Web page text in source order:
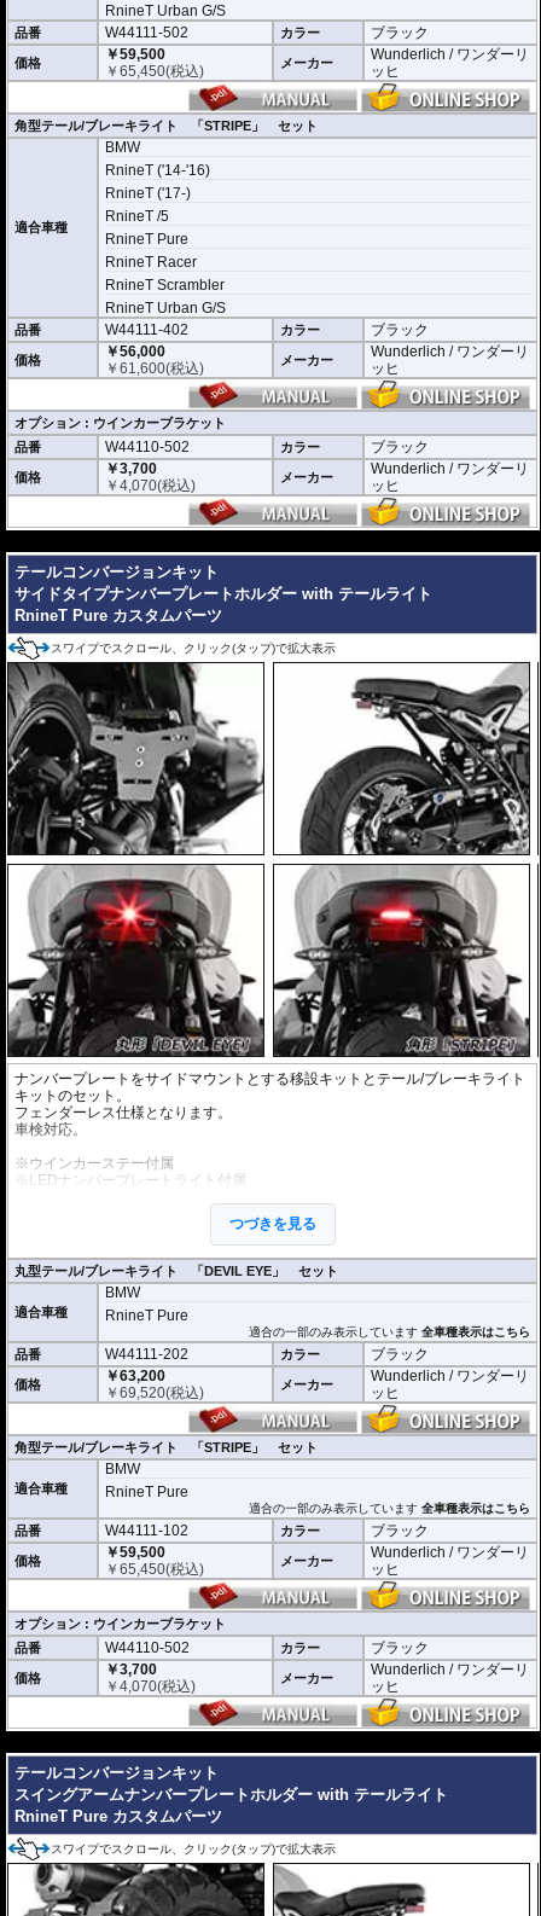
RnineT Urban G/S
品番 W44111-502 カラー ブラック
価格
￥59,500
￥65,450(税込) メーカー
Wunderlich / ワンダーリ
ッヒ
角型テール/ブレーキライト 「STRIPE」 セット
適合車種
BMW
RnineT ('14-'16)
RnineT ('17-)
RnineT /5
RnineT Pure
RnineT Racer
RnineT Scrambler
RnineT Urban G/S
品番 W44111-402 カラー ブラック
価格
￥56,000
￥61,600(税込) メーカー
Wunderlich / ワンダーリ
ッヒ
オプション : ウインカーブラケット
品番
W44110-502 カラー ブラック
価格
￥3,700
￥4,070(税込) メーカー
Wunderlich / ワンダーリ
ッヒ
テールコンバージョンキット
サイドタイプナンバープレートホルダー with テールライト
RnineT Pure カスタムパーツ
スワイプでスクロール、クリック(タップ)で拡大表示
ナンバープレートをサイドマウントとする移設キットとテール/ブレーキライト
キットのセット。
フェンダーレス仕様となります。
車検対応。
※ウインカーステー付属
※LEDナンバープレートライト付属
ナンバープレートの取付角度の調節が可能ですが、これを理由に車検不適合と
国土交通省自動車局自動車情報課 及び 整備課に確認済み
オプションにウインカーブラケットをご用意
汎用リアウインカー（取り付けボルト径がM5）を取り付けることができます。
車検対応 世界最小ウインカーであるKellermann/ケラーマンのBullet AttoやRho
mbus S、micro S等の設置がスマートに行なえます。
つづきを見る
丸型テール/ブレーキライト 「DEVIL EYE」 セット
適合車種
BMW
RnineT Pure
適合の一部のみ表示しています全車種表示はこちら
品番 W44111-202 カラー ブラック
価格
￥63,200
￥69,520(税込) メーカー
Wunderlich / ワンダーリ
ッヒ
角型テール/ブレーキライト 「STRIPE」 セット
適合車種
BMW
RnineT Pure
適合の一部のみ表示しています全車種表示はこちら
品番 W44111-102 カラー ブラック
価格
￥59,500
￥65,450(税込) メーカー
Wunderlich / ワンダーリ
ッヒ
オプション : ウインカーブラケット
品番
W44110-502 カラー ブラック
価格
￥3,700
￥4,070(税込) メーカー
Wunderlich / ワンダーリ
ッヒ
テールコンバージョンキット
スイングアームナンバープレートホルダー with テールライト
RnineT Pure カスタムパーツ
スワイプでスクロール、クリック(タップ)で拡大表示